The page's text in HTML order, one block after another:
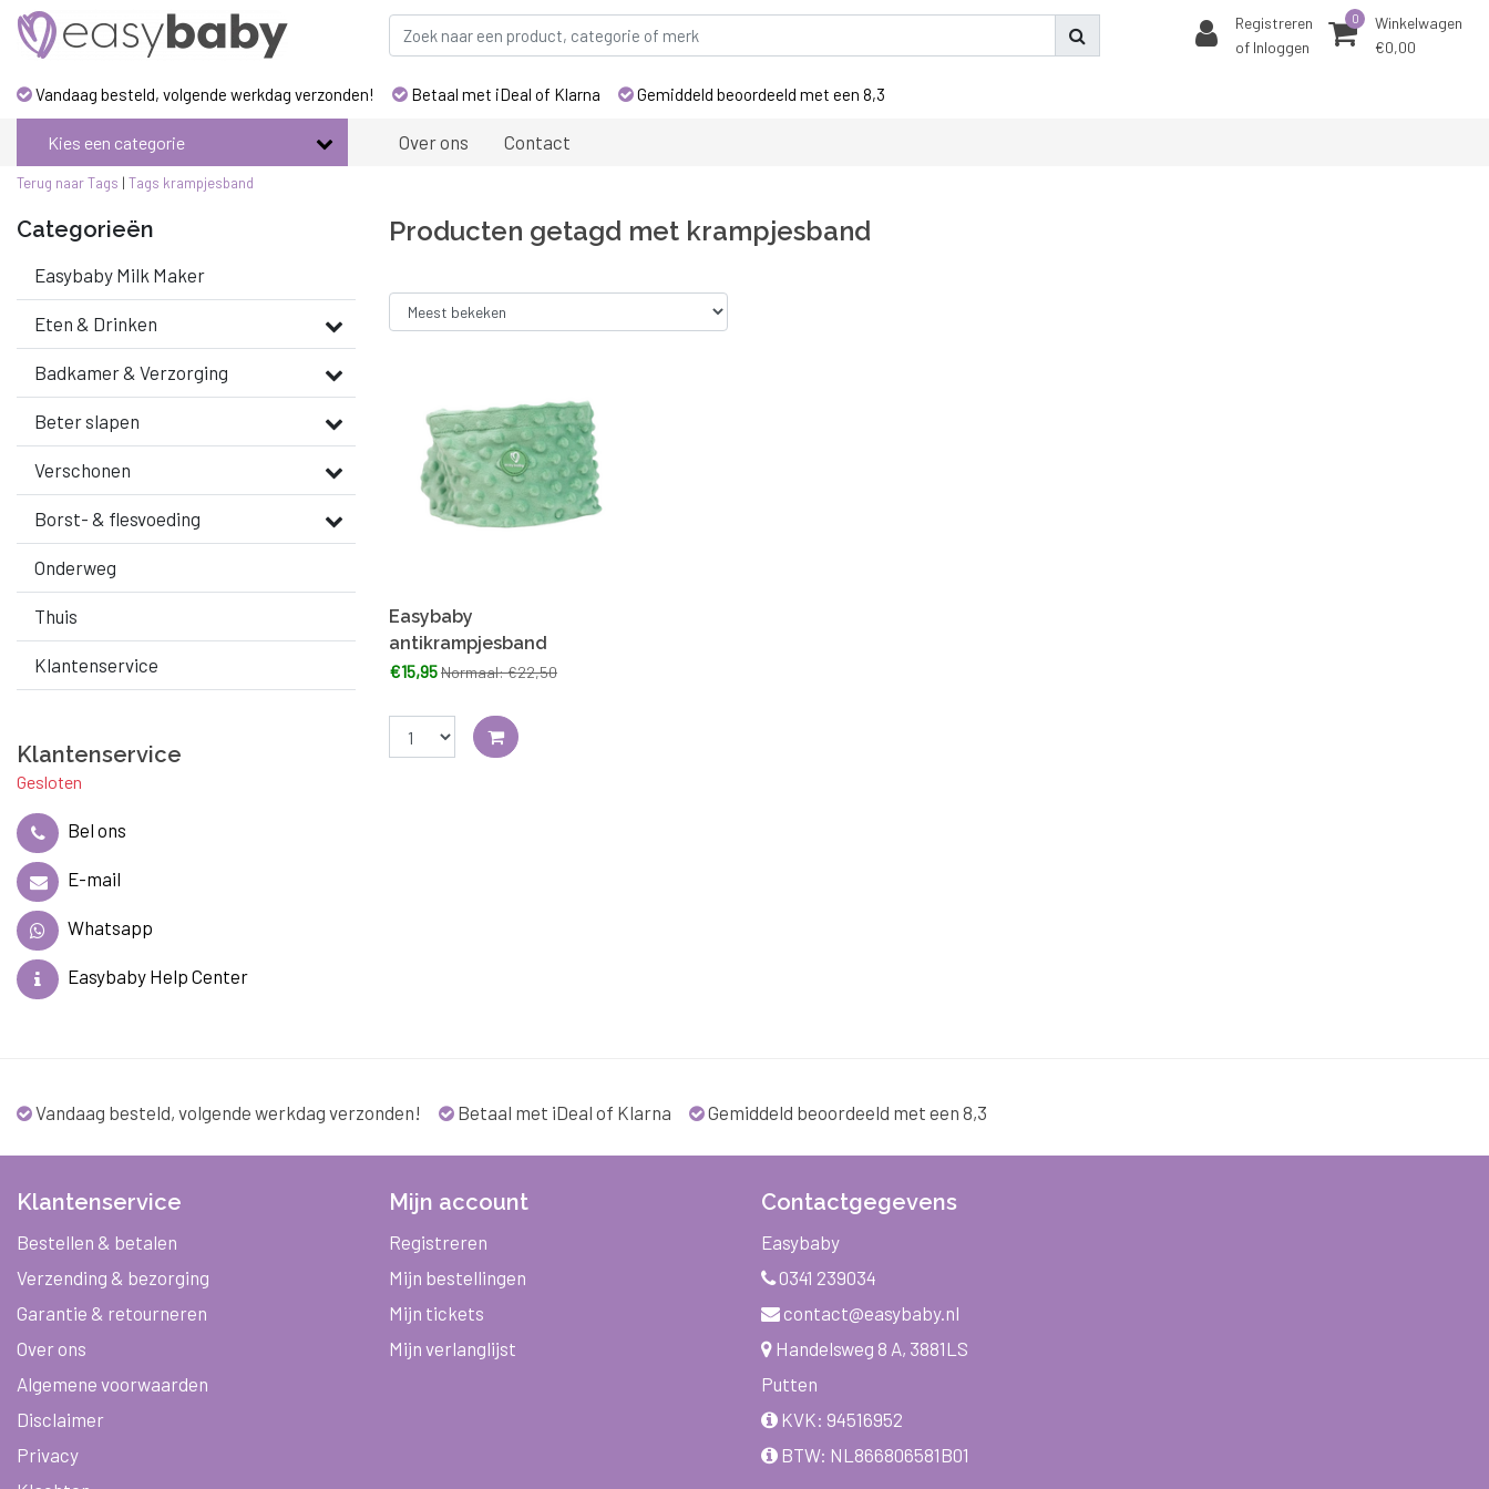
Registreren
of Inloggen
0
Winkelwagen
€0,00
Vandaag besteld, volgende werkdag verzonden! Betaal met iDeal of Klarna Gemiddeld beoordeeld met een 8,3
Kies een categorie Over ons Contact
Terug naar Tags | Tags krampjesband
Categorieën
Easybaby Milk Maker
Eten & Drinken
Badkamer & Verzorging
Beter slapen
Verschonen
Borst- & flesvoeding
Onderweg
Thuis
Klantenservice
Klantenservice
Gesloten
Bel ons
E-mail
Whatsapp
Easybaby Help Center
Producten getagd met krampjesband
Easybaby
antikrampjesband
€15,95Normaal: €22,50
Vandaag besteld, volgende werkdag verzonden! Betaal met iDeal of Klarna Gemiddeld beoordeeld met een 8,3
Klantenservice
Bestellen & betalen
Verzending & bezorging
Garantie & retourneren
Over ons
Algemene voorwaarden
Disclaimer
Privacy
Mijn account
Registreren
Mijn bestellingen
Mijn tickets
Mijn verlanglijst
Contactgegevens
Easybaby
0341 239034
contact@easybaby.nl
Handelsweg 8 A, 3881LS
Putten
KVK: 94516952
BTW: NL866806581B01